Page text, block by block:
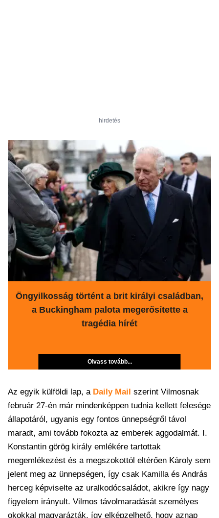
hirdetés
Öngyilkosság történt a brit királyi családban,
a Buckingham palota megerősítette a
tragédia hírét
Olvass tovább...
Az egyik külföldi lap, a Daily Mail szerint Vilmosnak
február 27-én már mindenképpen tudnia kellett felesége
állapotáról, ugyanis egy fontos ünnepségről távol
maradt, ami tovább fokozta az emberek aggodalmát. I.
Konstantin görög király emlékére tartottak
megemlékezést és a megszokottól eltérően Károly sem
jelent meg az ünnepségen, így csak Kamilla és András
herceg képviselte az uralkodócsaládot, akikre így nagy
figyelem irányult. Vilmos távolmaradását személyes
okokkal magyarázták, így elképzelhető, hogy aznap